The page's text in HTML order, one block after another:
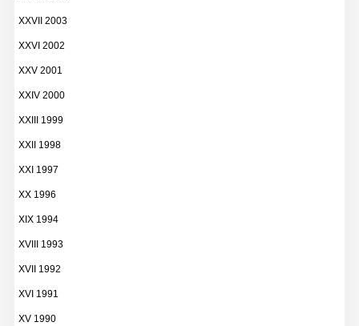
XXVII 2003
XXVI 2002
XXV 2001
XXIV 2000
XXIII 1999
XXII 1998
XXI 1997
XX 1996
XIX 1994
XVIII 1993
XVII 1992
XVI 1991
XV 1990